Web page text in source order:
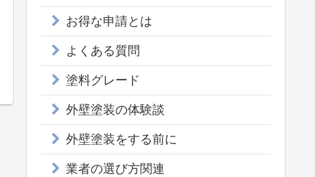
お得な申請とは
よくある質問
塗料グレード
外壁塗装の体験談
外壁塗装をする前に
業者の選び方関連